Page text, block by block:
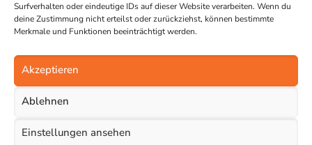
Surfverhalten oder eindeutige IDs auf dieser Website verarbeiten. Wenn du
deine Zustimmung nicht erteilst oder zurückziehst, können bestimmte
Merkmale und Funktionen beeinträchtigt werden.
Akzeptieren
Ablehnen
Einstellungen ansehen